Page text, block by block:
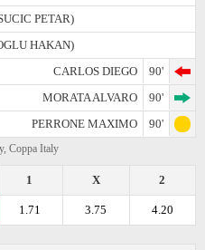
PETAR)
HAKAN)
CARLOS DIEGO
90'
MORATA ALVARO
90'
PERRONE MAXIMO
90'
Coppa Italy
2
X
1
4.20
3.75
1.71